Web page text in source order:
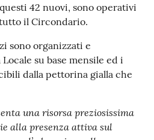
42 nuovi, sono operativi
il Circondario.
sono organizzati e
su base mensile ed i
dalla pettorina gialla che
una risorsa preziosissima
alla presenza attiva sul